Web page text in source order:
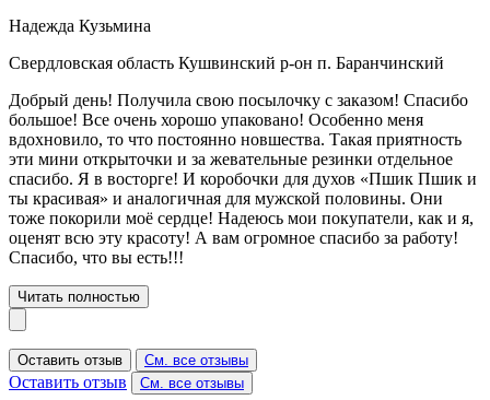
Надежда Кузьмина
Свердловская область Кушвинский р-он п. Баранчинский
Добрый день! Получила свою посылочку с заказом! Спасибо
большое! Все очень хорошо упаковано! Особенно меня
вдохновило, то что постоянно новшества. Такая приятность
эти мини открыточки и за жевательные резинки отдельное
спасибо. Я в восторге! И коробочки для духов «Пшик Пшик и
ты красивая» и аналогичная для мужской половины. Они
тоже покорили моё сердце! Надеюсь мои покупатели, как и я,
оценят всю эту красоту! А вам огромное спасибо за работу!
Спасибо, что вы есть!!!
Читать полностью
Оставить отзыв См. все отзывы
Оставить отзыв См. все отзывы